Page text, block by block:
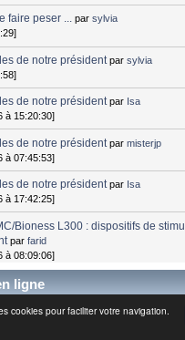
cookies pour faciliter votre navigation.
faire peser ... parsylvia
de notre président parsylvia
de notre président par Isa
à 15:20:30]
de notre président parmisterjp
à 07:45:53]
de notre président par Isa
à 17:42:25]
Bioness L300 : dispositifs de
parfarid
à 08:09:06]
ligne